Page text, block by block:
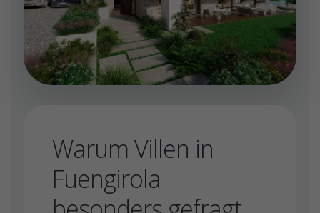
Warum Villen in
Fuengirola